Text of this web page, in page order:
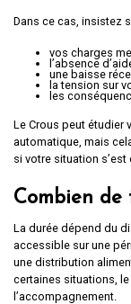
Dans ce cas, insistez
vos charges
l’absence
une baisse
la tension sur
les
Le Crous peut étudier
automatique, mais
si votre situation
Combien de
La durée dépend du
accessible sur une
une distribution
certaines situations,
l’accompagnement.